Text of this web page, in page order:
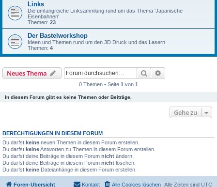
Links
Die umfangreiche Linksammlung rund um das Thema 'Japanische
Eisenbahnen'
Themen: 23
Der Bastelworkshop
Ideen und Themen rund um den 3D Druck und das Lasern
Themen: 4
Neues Thema Suche
0 Themen • Seite 1 von 1
In diesem Forum gibt es keine Themen oder Beiträge.
Gehe zu
BERECHTIGUNGEN IN DIESEM FORUM
Du darfst keine neuen Themen in diesem Forum erstellen.
Du darfst keineAntworten zu Themen in diesem Forum erstellen.
Du darfst deine Beiträge in diesem Forum nicht ändern.
Du darfst deine Beiträge in diesem Forum nicht löschen.
Du darfst keine Dateianhänge in diesem Forum erstellen.
Foren-Übersicht Alle Zeiten sind UTC
Alle Cookies löschen
Kontakt